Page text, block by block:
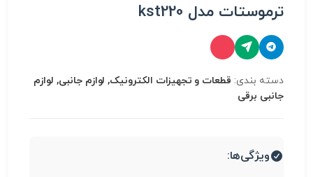
ترموستات مدل kst220
دسته بندی: قطعات و تجهیزات الکترونیک, لوازم جانبی, لوازم
جانبی برقی
ویژگی‌ها: